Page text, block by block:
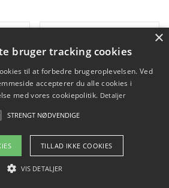
×
bruger tracking cookies
til at forbedre brugeroplevelsen. Ved
accepterer du alle cookies i
med vores cookiepolitik. Detaljer
STRENGT NØDVENDIGE
TILLAD IKKE COOKIES
VIS DETALJER